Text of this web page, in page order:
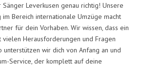
Leverkusen genau richtig! Unsere
im Bereich internationale Umzüge macht
für dein Vorhaben. Wir wissen, dass ein
vielen Herausforderungen und Fragen
unterstützen wir dich von Anfang an und
Service, der komplett auf deine